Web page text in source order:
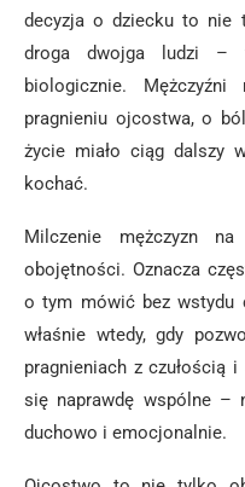
decyzja o dziecku to nie
droga dwojga ludzi –
biologicznie.
pragnieniu ojcostwa, o
życie miało ciąg dalszy
kochać.
Milczenie mężczyzn
obojętności. Oznacza
o tym mówić bez wstydu
właśnie wtedy, gdy
pragnieniach z czułością
się naprawdę wspólne –
duchowo i emocjonalnie.